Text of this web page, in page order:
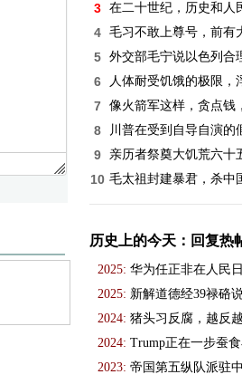
3 在二十世纪，历史和人
4 毛习不敢上尊号，前有
5 外交部毛宁说以色列合
6 人体耐受饥饿的极限，
7 像火箭军这样，贪点钱
8 川普在受到自导自演的
9 亲历者祭奠大饥荒六十
10 毛太祖封建暴君，杀中
历史上的今天：回复热
2025: 华为任正非在人民
2025: 新解道德经39禄硌说
2024: 猪头习反腐，越反越
2024: Trump正在一步蚕
2023: 帝国第五纵队派驻